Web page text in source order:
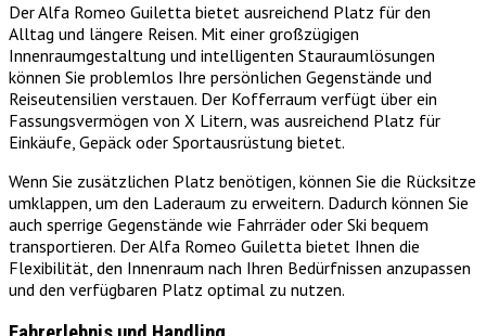
Der Alfa Romeo Guiletta bietet ausreichend Platz für den
Alltag und längere Reisen. Mit einer großzügigen
Innenraumgestaltung und intelligenten Stauraumlösungen
können Sie problemlos Ihre persönlichen Gegenstände und
Reiseutensilien verstauen. Der Kofferraum verfügt über ein
Fassungsvermögen von X Litern, was ausreichend Platz für
Einkäufe, Gepäck oder Sportausrüstung bietet.
Wenn Sie zusätzlichen Platz benötigen, können Sie die Rücksitze
umklappen, um den Laderaum zu erweitern. Dadurch können Sie
auch sperrige Gegenstände wie Fahrräder oder Ski bequem
transportieren. Der Alfa Romeo Guiletta bietet Ihnen die
Flexibilität, den Innenraum nach Ihren Bedürfnissen anzupassen
und den verfügbaren Platz optimal zu nutzen.